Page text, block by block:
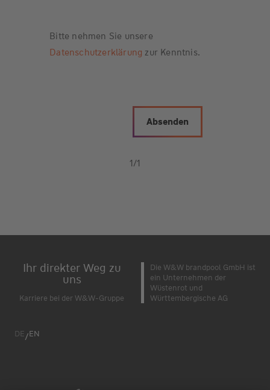
Bitte nehmen Sie unsere
Datenschutzerklärung zur Kenntnis.
1/1
Ihr direkter Weg zu
uns
Karriere bei der W&W-Gruppe
Die W&W brandpool GmbH ist
ein Unternehmen der
Wüstenrot und
Württembergische AG
DE/EN